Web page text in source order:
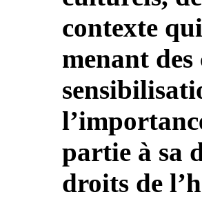
contexte
menant
partie à sa
droits de